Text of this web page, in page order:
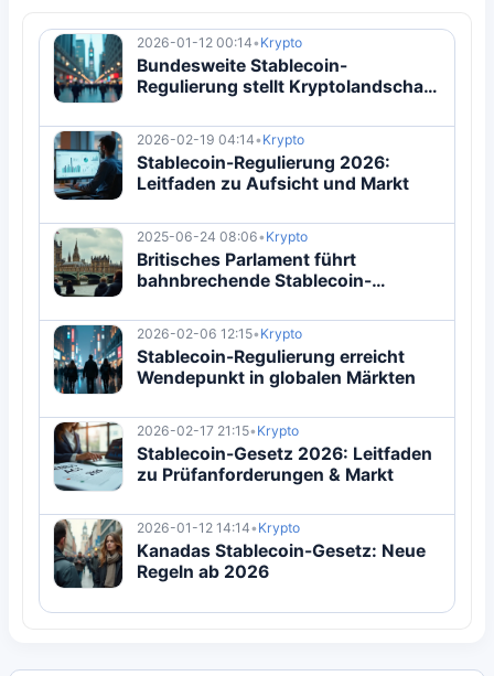
2026-01-12 00:14• Krypto
Bundesweite Stablecoin-
Regulierung stellt Kryptolandschaft
2026-02-19 04:14• Krypto
Stablecoin-Regulierung 2026:
Leitfaden zu Aufsicht und Markt
2025-06-24 08:06• Krypto
Britisches Parlament führt
bahnbrechende Stablecoin-
Verbraucherschutz ein
2026-02-06 12:15• Krypto
Stablecoin-Regulierung erreicht
Wendepunkt in globalen Märkten
2026-02-17 21:15• Krypto
Stablecoin-Gesetz 2026: Leitfaden
zu Prüfanforderungen & Markt
2026-01-12 14:14• Krypto
Kanadas Stablecoin-Gesetz: Neue
Regeln ab 2026